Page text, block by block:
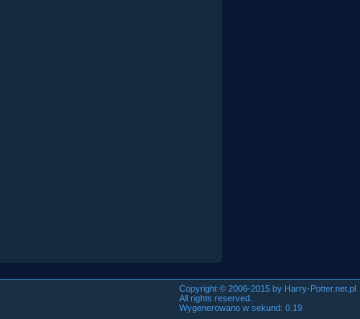
Copyright © 2006-2015 by Harry-Potter.net.pl
All rights reserved.
Wygenerowano w sekund: 0.19